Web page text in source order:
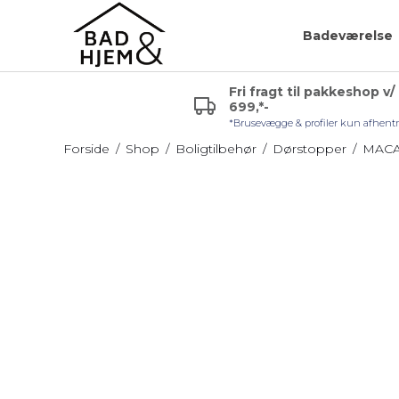
Badeværelse
Glashylde badeværelse
Hjørnehylde
Badeværelsespejle
uden lys
Sminkespejl
Fri fragt til pakkeshop
699,*-
*Brusevægge & profiler kun
Forside / Shop / Boligtilbehør / Dørstopper /